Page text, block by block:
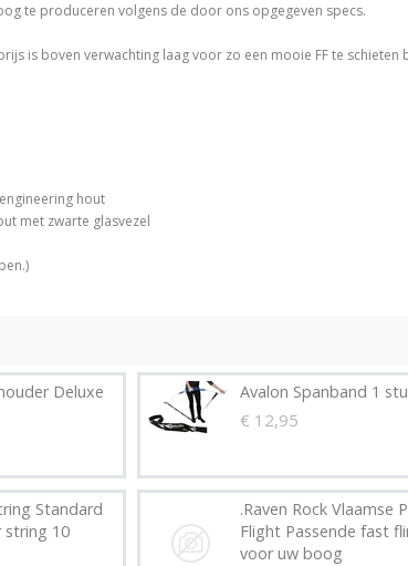
te produceren volgens de door ons opgegeven specs.
is boven verwachting laag voor zo een mooie FF te schieten
hout
met zwarte glasvezel
Deluxe
Avalon Spanband 1
€ 12,95
Standard
string 10
.Raven Rock Vlaamse
Flight Passende fast
voor uw boog